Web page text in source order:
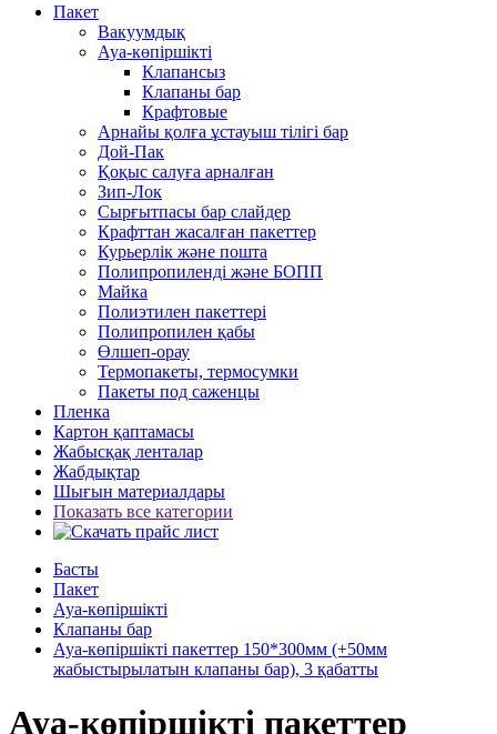
Пакет
Вакуумдық
Ауа-көпіршікті
Клапансыз
Клапаны бар
Крафтовые
Арнайы қолға ұстауыш тілігі бар
Дой-Пак
Қоқыс салуға арналған
Зип-Лок
Сырғытпасы бар слайдер
Крафттан жасалған пакеттер
Курьерлік және пошта
Полипропиленді және БОПП
Майка
Полиэтилен пакеттері
Полипропилен қабы
Өлшеп-орау
Термопакеты, термосумки
Пакеты под саженцы
Пленка
Картон қаптамасы
Жабысқақ ленталар
Жабдықтар
Шығын материалдары
Показать все категории
Басты
Пакет
Ауа-көпіршікті
Клапаны бар
Ауа-көпіршікті пакеттер 150*300мм (+50мм
жабыстырылатын клапаны бар), 3 қабатты
Ауа-көпіршікті пакеттер